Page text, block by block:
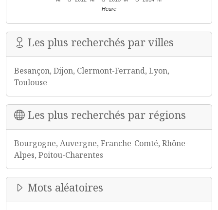
Heure
Les plus recherchés par villes
Besançon, Dijon, Clermont-Ferrand, Lyon,
Toulouse
Les plus recherchés par régions
Bourgogne, Auvergne, Franche-Comté, Rhône-
Alpes, Poitou-Charentes
Mots aléatoires